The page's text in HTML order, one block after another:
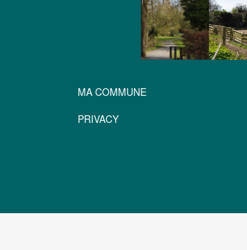
MA COMMUNE
PRIVACY